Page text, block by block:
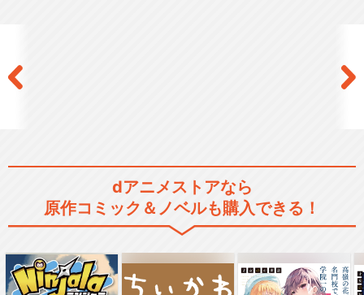
dアニメストアなら
原作コミック＆ノベルも購入できる！